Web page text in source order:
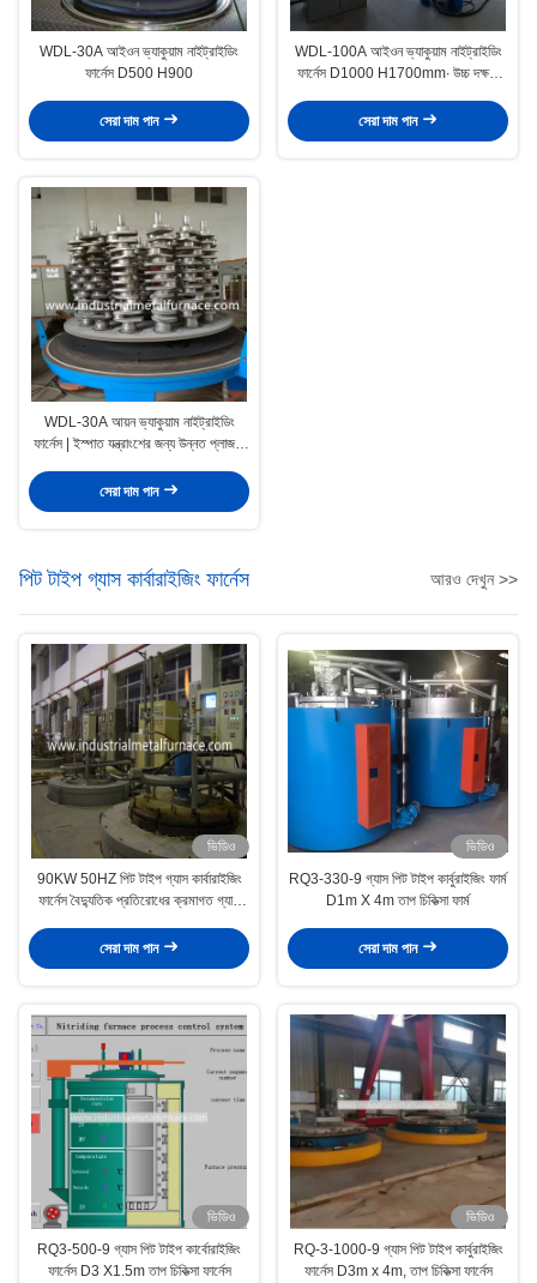
WDL-30A আইওন ভ্যাকুয়াম নাইট্রাইডিং
ফার্নেস D500 H900
সেরা দাম পান
WDL-100A আইওন ভ্যাকুয়াম নাইট্রাইডিং
ফার্নেস D1000 H1700mm∙ উচ্চ দক্ষতা
সেরা দাম পান
WDL-30A আয়ন ভ্যাকুয়াম নাইট্রাইডিং
ফার্নেস | ইস্পাত যন্ত্রাংশের জন্য উন্নত প্লাজমা
সেরা দাম পান
পিট টাইপ গ্যাস কার্বারাইজিং ফার্নেস আরও দেখুন >>
ভিডিও
90KW 50HZ পিট টাইপ গ্যাস কার্বারাইজিং
ফার্নেস বৈদ্যুতিক প্রতিরোধের ক্রমাগত গ্যাস
সেরা দাম পান
ভিডিও
RQ3-330-9 গ্যাস পিট টাইপ কার্বুরাইজিং ফার্ম
D1m X 4m তাপ চিকিত্সা ফার্ম
সেরা দাম পান
ভিডিও
RQ3-500-9 গ্যাস পিট টাইপ কার্বোরাইজিং
ফার্নেস D3 X1.5m তাপ চিকিত্সা ফার্নেস
ভিডিও
RQ-3-1000-9 গ্যাস পিট টাইপ কার্বুরাইজিং
ফার্নেস D3m x 4m, তাপ চিকিত্সা ফার্নেস